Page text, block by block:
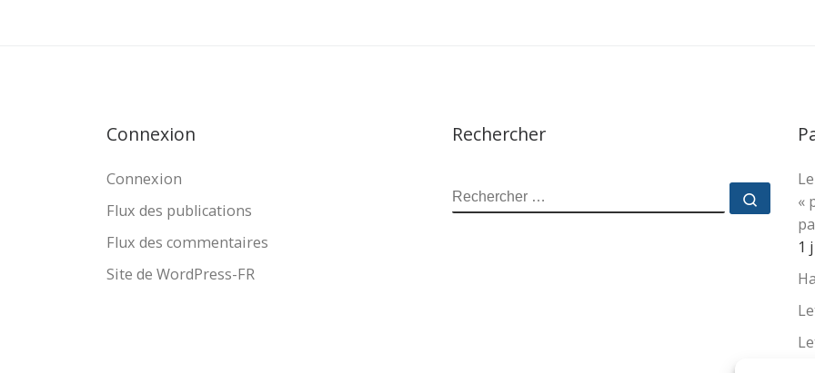
Connexion
Connexion
Flux des publications
Flux des commentaires
Site de WordPress-FR
Rechercher
RECHERCHER
«
1